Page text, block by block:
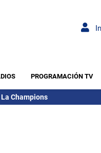
PROGRAMACIÓN TV
La Champions